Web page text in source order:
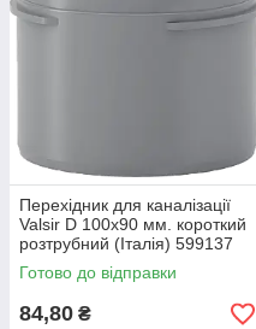
Перехідник для каналізації
Valsir D 100x90 мм. короткий
розтрубний (Італія) 599137
Готово до відправки
84,80 ₴